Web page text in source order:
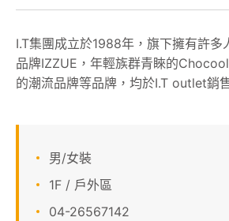
櫃位資訊
關於我們
線上DM
I.T集團成立於1988年，旗下擁有許多
品牌IZZUE，年輕族群青睞的
的潮流品牌等品牌，均於I.T outlet銷
男/女裝
1F / 戶外區
04-26567142